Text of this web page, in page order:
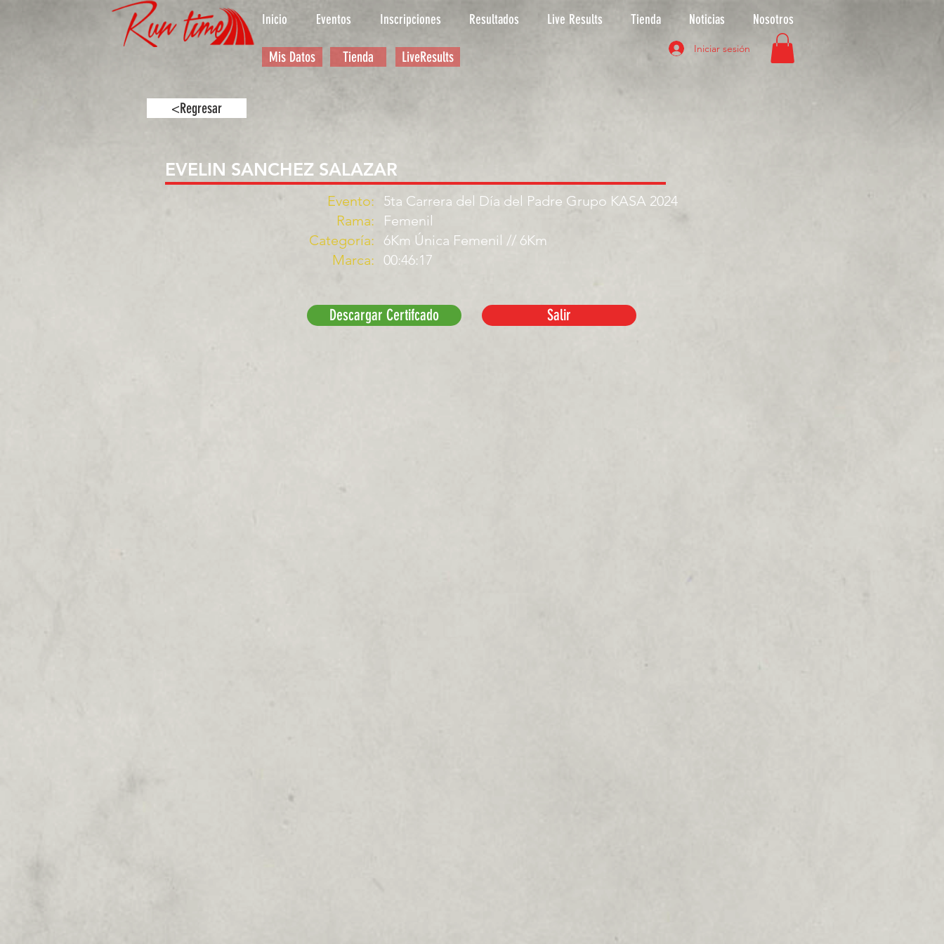
Inicio Eventos Inscripciones Resultados Live Results Tienda Noticias Nosotros
Iniciar sesión
Mis Datos Tienda LiveResults
<Regresar
EVELIN SANCHEZ SALAZAR
Evento:
Rama:
Categoría:
Marca:
5ta Carrera del Día del Padre Grupo KASA 2024
Femenil
6Km Única Femenil // 6Km
00:46:17
Descargar Certifcado Salir